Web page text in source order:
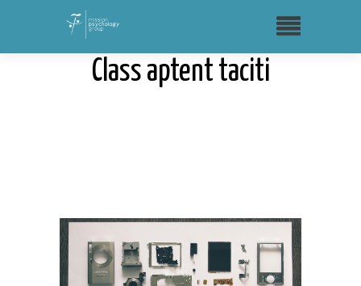
Class aptent taciti